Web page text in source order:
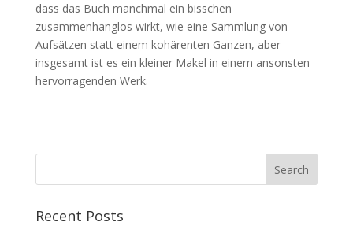
dass das Buch manchmal ein bisschen
zusammenhanglos wirkt, wie eine Sammlung von
Aufsätzen statt einem kohärenten Ganzen, aber
insgesamt ist es ein kleiner Makel in einem ansonsten
hervorragenden Werk.
Recent Posts